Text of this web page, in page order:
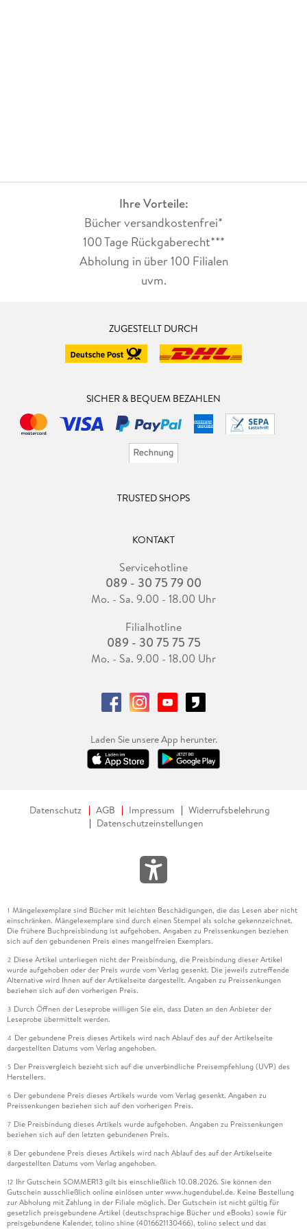
Ihre Vorteile:
Bücher versandkostenfrei*
100 Tage Rückgaberecht***
Abholung in über 100 Filialen
uvm.
ZUGESTELLT DURCH
SICHER & BEQUEM BEZAHLEN
TRUSTED SHOPS
KONTAKT
Servicehotline
089 - 30 75 79 00
Mo. - Sa. 9.00 - 18.00 Uhr
Filialhotline
089 - 30 75 75 75
Mo. - Sa. 9.00 - 18.00 Uhr
Laden Sie unsere App herunter.
Datenschutz AGB Impressum
Widerrufsbelehrung
Datenschutzeinstellungen
1 Mängelexemplare sind Bücher mit leichten Beschädigungen, die das Lesen aber nicht
einschränken. Mängelexemplare sind durch einen Stempel als solche gekennzeichnet.
Die frühere Buchpreisbindung ist aufgehoben. Angaben zu Preissenkungen beziehen
sich auf den gebundenen Preis eines mangelfreien Exemplars.
2 Diese Artikel unterliegen nicht der Preisbindung, die Preisbindung dieser Artikel
wurde aufgehoben oder der Preis wurde vom Verlag gesenkt. Die jeweils zutreffende
Alternative wird Ihnen auf der Artikelseite dargestellt. Angaben zu Preissenkungen
beziehen sich auf den vorherigen Preis.
3 Durch Öffnen der Leseprobe willigen Sie ein, dass Daten an den Anbieter der
Leseprobe übermittelt werden.
4 Der gebundene Preis dieses Artikels wird nach Ablauf des auf der Artikelseite
dargestellten Datums vom Verlag angehoben.
5 Der Preisvergleich bezieht sich auf die unverbindliche Preisempfehlung (UVP) des
Herstellers.
6 Der gebundene Preis dieses Artikels wurde vom Verlag gesenkt. Angaben zu
Preissenkungen beziehen sich auf den vorherigen Preis.
7 Die Preisbindung dieses Artikels wurde aufgehoben. Angaben zu Preissenkungen
beziehen sich auf den letzten gebundenen Preis.
8 Der gebundene Preis dieses Artikels wird nach Ablauf des auf der Artikelseite
dargestellten Datums vom Verlag angehoben.
12 Ihr Gutschein SOMMER13 gilt bis einschließlich 10.08.2026. Sie können den
Gutschein ausschließlich online einlösen unter www.hugendubel.de. Keine Bestellung
zur Abholung mit Zahlung in der Filiale möglich. Der Gutschein ist nicht gültig für
gesetzlich preisgebundene Artikel (deutschsprachige Bücher und eBooks) sowie für
preisgebundene Kalender, tolino shine (4016621130466), tolino select und das